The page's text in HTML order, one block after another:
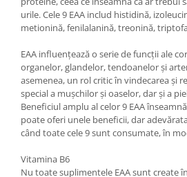
urile. Cele 9 EAA includ histidină,
metionină, fenilalanină, treonină,
EAA influențează o serie de funcții ale
organelor, glandelor, tendoanelor și
asemenea, un rol critic în vindecarea și
special a mușchilor și oaselor, dar și a
Beneficiul amplu al celor 9 EAA
poate oferi unele beneficii, dar
când toate cele 9 sunt consumate, în
Vitamina B6
Nu toate suplimentele EAA sunt create